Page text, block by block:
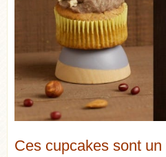
Ces cupcakes sont un